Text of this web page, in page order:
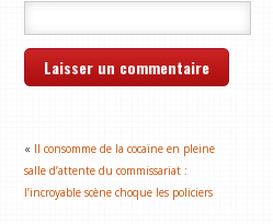
« Il consomme de la cocaïne en pleine
salle d’attente du commissariat :
l’incroyable scène choque les policiers